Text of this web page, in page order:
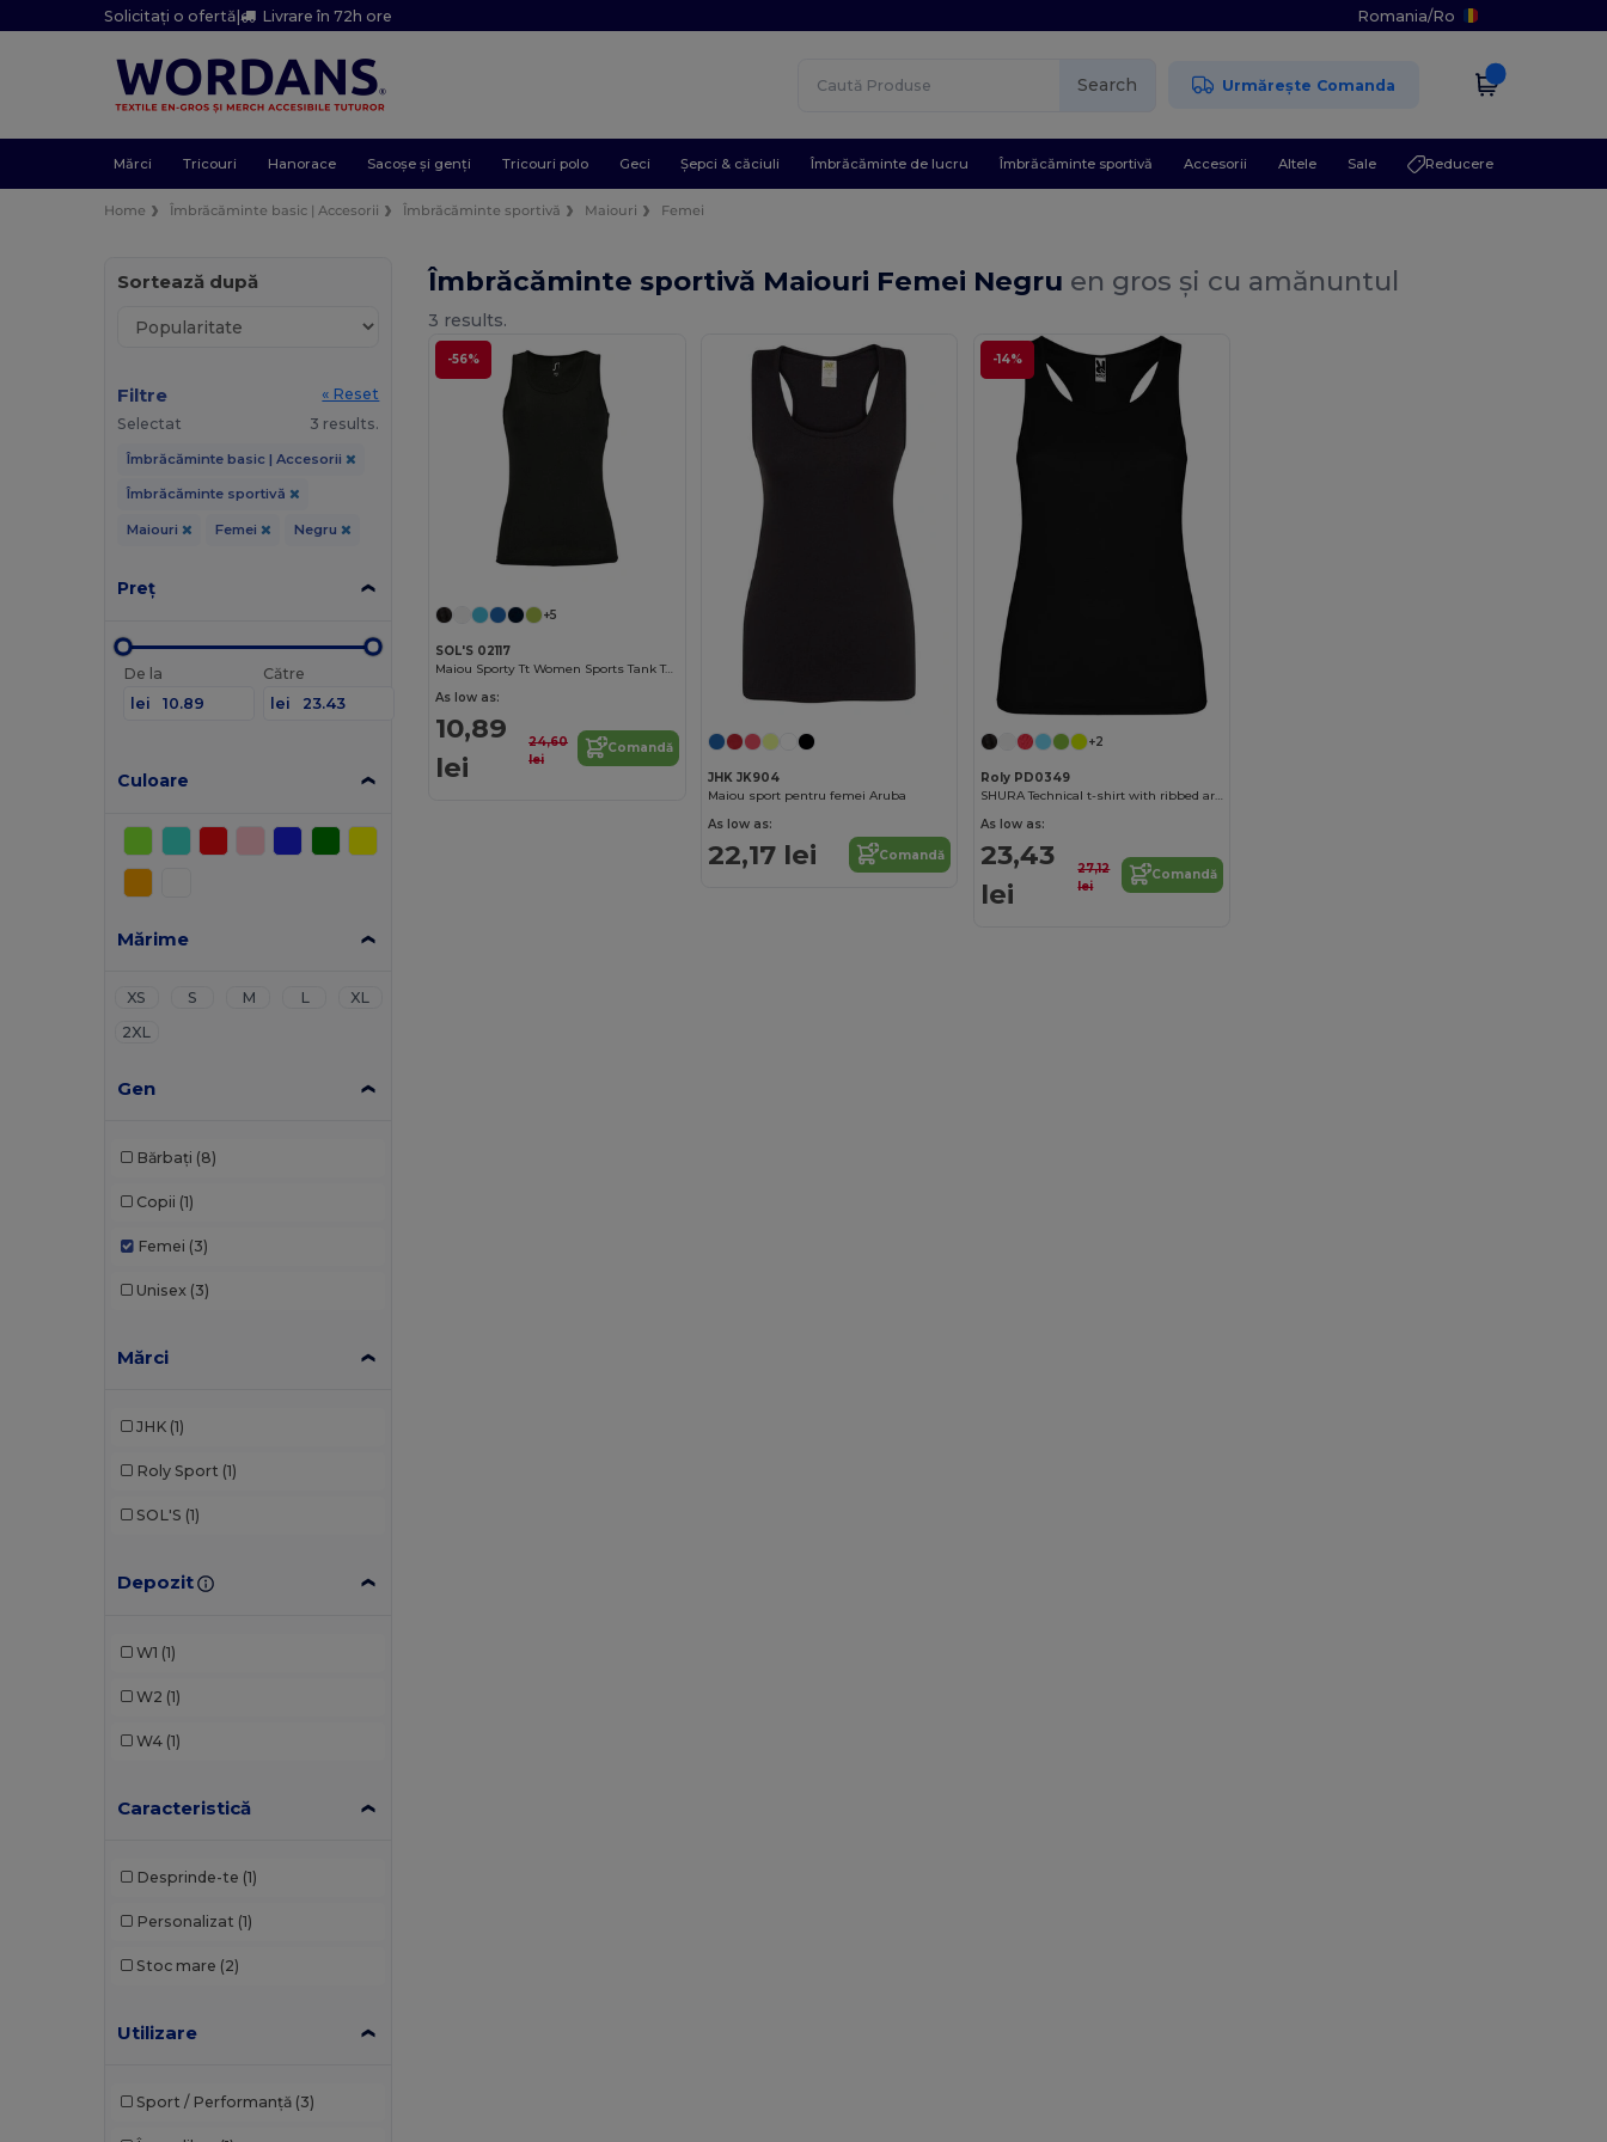
Solicitați o ofertă| Livrare în 72h ore Romania/Ro
Search Urmărește Comanda
Mărci Tricouri Hanorace Sacoșe și genți Tricouri polo Geci Șepci & căciuli Îmbrăcăminte de lucru Îmbrăcăminte sportivă Accesorii Altele Sale Reducere
Home Îmbrăcăminte basic | Accesorii Îmbrăcăminte sportivă Maiouri Femei
Sortează după
Filtre
« Reset
Selectat
3 results.
Îmbrăcăminte basic | Accesorii
Îmbrăcăminte sportivă
Maiouri Femei Negru
Preț
De la
lei
Către
lei
Culoare
Mărime
XS S M L
XL
2XL
Gen
Bărbați (8)
Copii (1)
Femei (3)
Unisex (3)
Mărci
JHK (1)
Roly Sport (1)
SOL'S (1)
Depozit
W1 (1)
W2 (1)
W4 (1)
Caracteristică
Desprinde-te (1)
Personalizat (1)
Stoc mare (2)
Utilizare
Sport / Performanță (3)
Îmbrăcăminte sportivă Maiouri Femei Negru en gros și cu amănuntul
3 results.
-56%
+5
SOL'S 02117
Maiou Sporty Tt Women Sports Tank Top pentru femei
As low as:
10,89
lei
24,60
lei
Comandă
JHK JK904
Maiou sport pentru femei Aruba
As low as:
22,17 lei Comandă
-14%
+2
Roly PD0349
SHURA Technical t-shirt with ribbed armholes and neckline
As low as:
23,43
lei
27,12
lei
Comandă